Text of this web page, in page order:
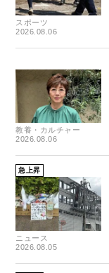
スポーツ
2026.08.06
教養・カルチャー
2026.08.06
急上昇
ニュース
2026.08.05